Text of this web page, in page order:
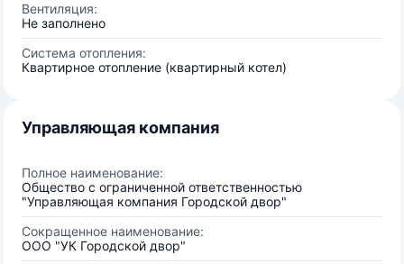
Вентиляция:
Не заполнено
Система отопления:
Квартирное отопление (квартирный котел)
Управляющая компания
Полное наименование:
Общество с ограниченной ответственностью
"Управляющая компания Городской двор"
Сокращенное наименование:
ООО "УК Городской двор"